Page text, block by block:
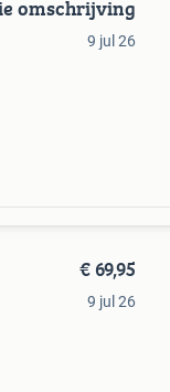
omschrijving
9 jul 26
€ 69,95
9 jul 26